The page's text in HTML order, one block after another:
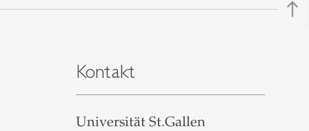
north
Kontakt
Universität St.Gallen